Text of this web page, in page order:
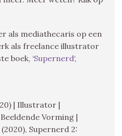
als mediathecaris op een
als freelance illustrator
boek, ‘Supernerd‘,
| Illustrator |
Vorming |
Supernerd 2: